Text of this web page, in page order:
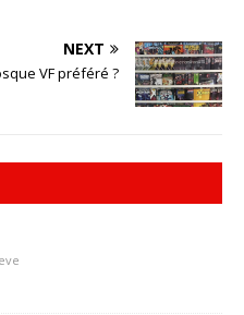
NEXT
VF préféré ?